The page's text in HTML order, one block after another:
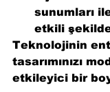
sunumları
etkili
Teknolojinin
tasarımınızı
etkileyici bir